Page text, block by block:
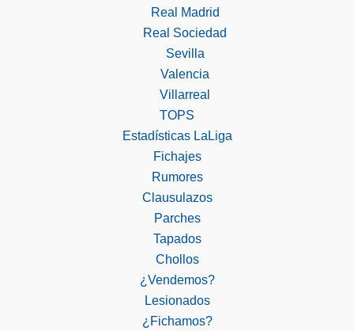
Real Madrid
Real Sociedad
Sevilla
Valencia
Villarreal
TOPS
Estadísticas LaLiga
Fichajes
Rumores
Clausulazos
Parches
Tapados
Chollos
¿Vendemos?
Lesionados
¿Fichamos?